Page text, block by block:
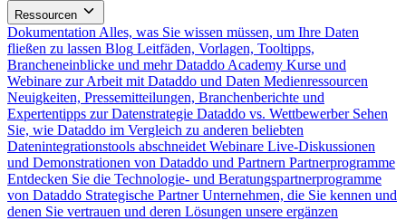
Ressourcen
Dokumentation Alles, was Sie wissen müssen, um Ihre Daten
fließen zu lassen Blog Leitfäden, Vorlagen, Tooltipps,
Brancheneinblicke und mehr Dataddo Academy Kurse und
Webinare zur Arbeit mit Dataddo und Daten Medienressourcen
Neuigkeiten, Pressemitteilungen, Branchenberichte und
Expertentipps zur Datenstrategie Dataddo vs. Wettbewerber Sehen
Sie, wie Dataddo im Vergleich zu anderen beliebten
Datenintegrationstools abschneidet Webinare Live-Diskussionen
und Demonstrationen von Dataddo und Partnern Partnerprogramme
Entdecken Sie die Technologie- und Beratungspartnerprogramme
von Dataddo Strategische Partner Unternehmen, die Sie kennen und
denen Sie vertrauen und deren Lösungen unsere ergänzen